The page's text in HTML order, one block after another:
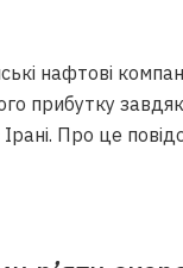
нафтові
прибутку
Про це